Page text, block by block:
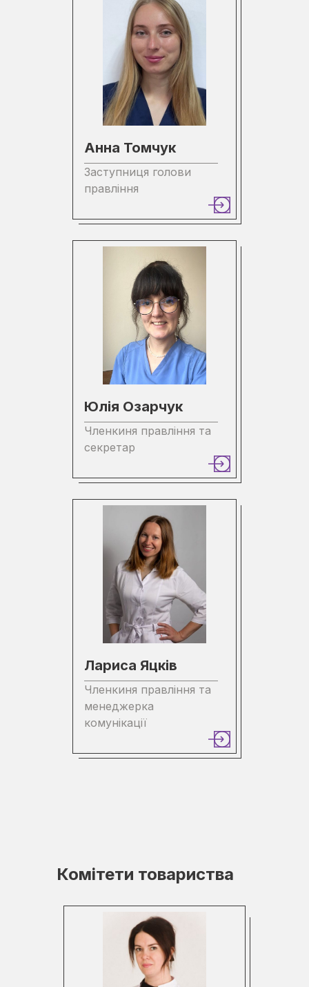
Анна Томчук
Заступниця голови
правління
Юлія Озарчук
Членкиня правління та
секретар
Лариса Яцків
Членкиня правління та
менеджерка
комунікації
Комітети товариства